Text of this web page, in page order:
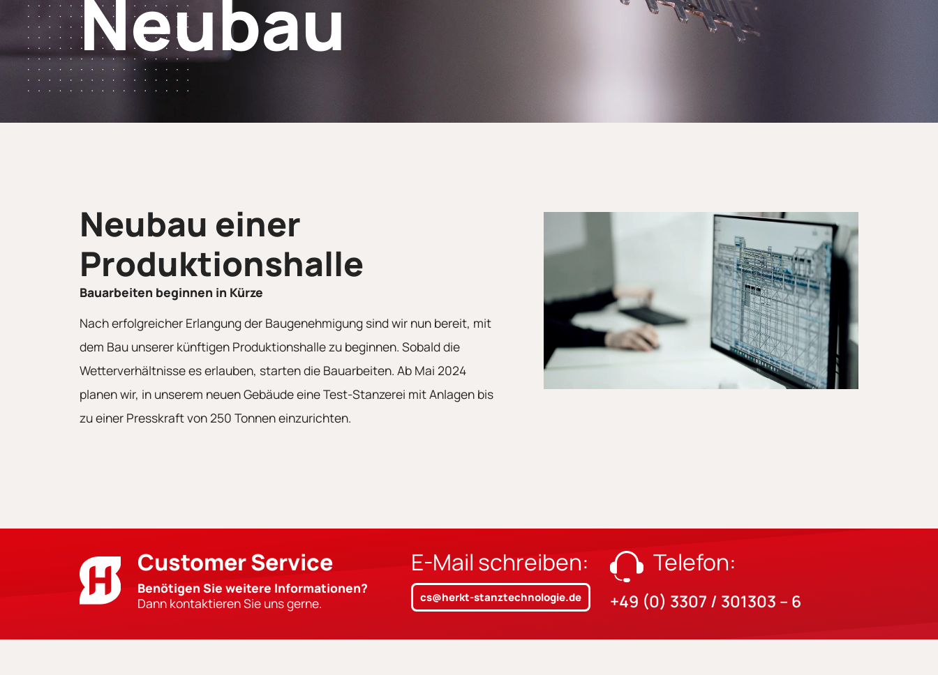
Neubau
Neubau einer
Produktions­halle
Bauarbeiten beginnen in Kürze
Nach erfolgreicher Erlangung der Baugenehmigung sind wir nun bereit, mit
dem Bau unserer künftigen Produktionshalle zu beginnen. Sobald die
Wetterverhältnisse es erlauben, starten die Bauarbeiten. Ab Mai 2024
planen wir, in unserem neuen Gebäude eine Test-Stanzerei mit Anlagen bis
zu einer Presskraft von 250 Tonnen einzurichten.
Customer Service
Benötigen Sie weitere Informationen?
Dann kontaktieren Sie uns gerne.
E-Mail schreiben:
cs@herkt-stanztechnologie.de
Telefon:
+49 (0) 3307 / 301303 – 6